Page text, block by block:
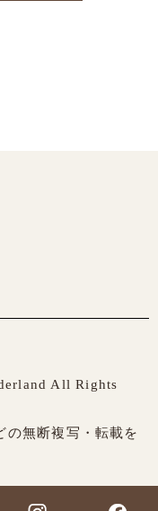
All Rights
の無断複写・転載を